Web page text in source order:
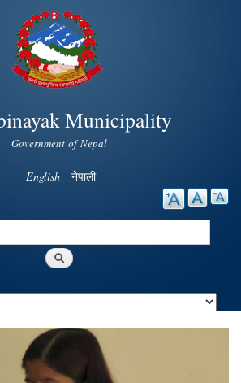
main
content
Municipality
Government of Nepal
English नेपाली